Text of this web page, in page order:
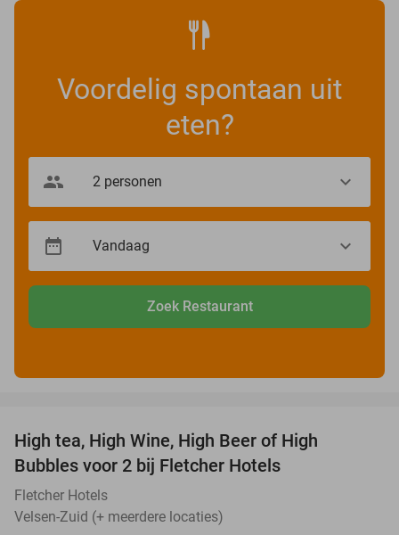
Voordelig spontaan uit
eten?
Zoek Restaurant
High tea, High Wine, High Beer of High
Bubbles voor 2 bij Fletcher Hotels
Fletcher Hotels
Velsen-Zuid (+ meerdere locaties)